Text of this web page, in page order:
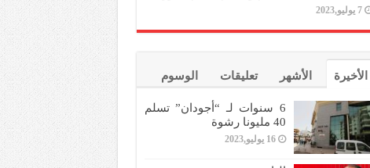
7 يوليو,2023
الأخيرة الأشهر تعليقات الوسوم
6 سنوات لـ “أجودان” تسلم
40 مليونا رشوة
16 يوليو,2023